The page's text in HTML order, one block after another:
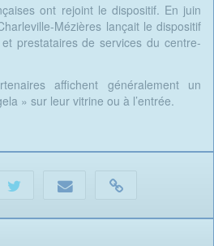
ont rejoint le dispositif. En juin
Mézières lançait le dispositif
prestataires de services du centre-
affichent généralement un
» sur leur vitrine ou à l’entrée.